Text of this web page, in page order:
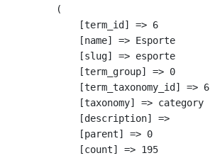
        (
            [term_id] => 6
            [name] => Esporte
            [slug] => esporte
            [term_group] => 0
            [term_taxonomy_id] => 6
            [taxonomy] => category
            [description] =>
            [parent] => 0
            [count] => 195